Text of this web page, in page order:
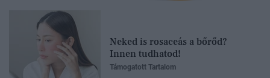
Neked is rosaceás a bőrőd?
Innen tudhatod!
Támogatott Tartalom